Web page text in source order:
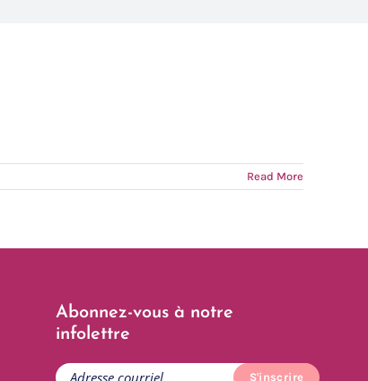
Read More
Abonnez-vous à notre
infolettre